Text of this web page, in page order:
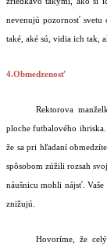
nevenujú pozornosť svetu
také, aké sú, vidia ich tak,
4.Obmedzenosť
Rektorova
ploche futbalového ihriska.
že sa pri hľadaní
spôsobom zúžili rozsah
náušnicu mohli nájsť. Vaše
znižujú.
Hovoríme, že